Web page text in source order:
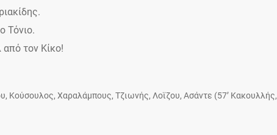
Τόνιο.
τον Κίκο!
Κούσουλος, Χαραλάμπους, Τζιωνής, Λοϊζου, Ασάντε (57’ Κακουλλής,